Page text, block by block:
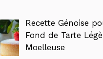
Recette Génoise
Fond de Tarte
Moelleuse